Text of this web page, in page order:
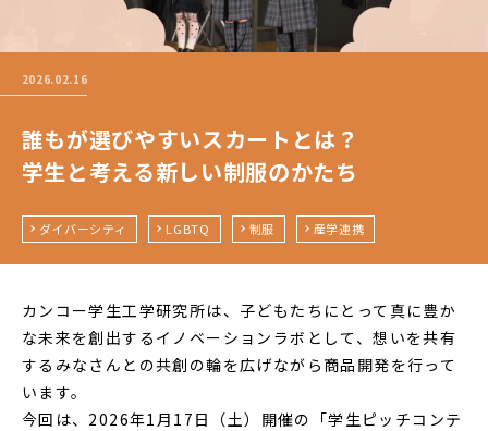
誰もが選びやすいスカートとは？
学生と考える新しい制服のかたち
2026.02.16
ダイバーシティ LGBTQ 制服 産学連携
カンコー学生工学研究所は、子どもたちにとって真に豊か
な未来を創出するイノベーションラボとして、想いを共有
するみなさんとの共創の輪を広げながら商品開発を行って
います。
今回は、2026年1月17日（土）開催の「学生ピッチコンテ